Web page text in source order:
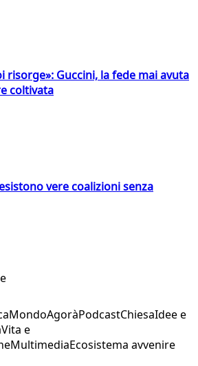
risorge»: Guccini, la fede mai avuta
coltivata
vere coalizioni senza
MondoAgoràPodcastChiesaIdee e
Vita e
MultimediaEcosistema avvenire